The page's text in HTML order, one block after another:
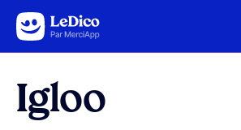
Aller au contenu
Igloo